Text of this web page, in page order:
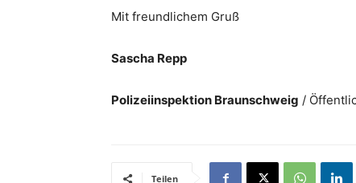
Mit freundlichem Gruß
Sascha Repp
Polizeiinspektion Braunschweig /
Teilen